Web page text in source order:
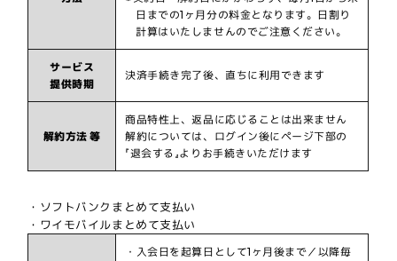
日までの1ヶ月分の料金となります。日割り
計算はいたしませんのでご注意ください。
サービス
提供時期
決済手続き完了後、直ちに利用できます
解約方法 等
商品特性上、返品に応じることは出来ません
解約については、ログイン後にページ下部の
『退会する』よりお手続きいただけます
・ソフトバンクまとめて支払い
・ワイモバイルまとめて支払い
・入会日を起算日として1ヶ月後まで／以降毎